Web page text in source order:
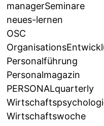
managerSeminare
neues-lernen
OSC
Personalführung
Personalmagazin
PERSONALquarterly
Wirtschaftswoche